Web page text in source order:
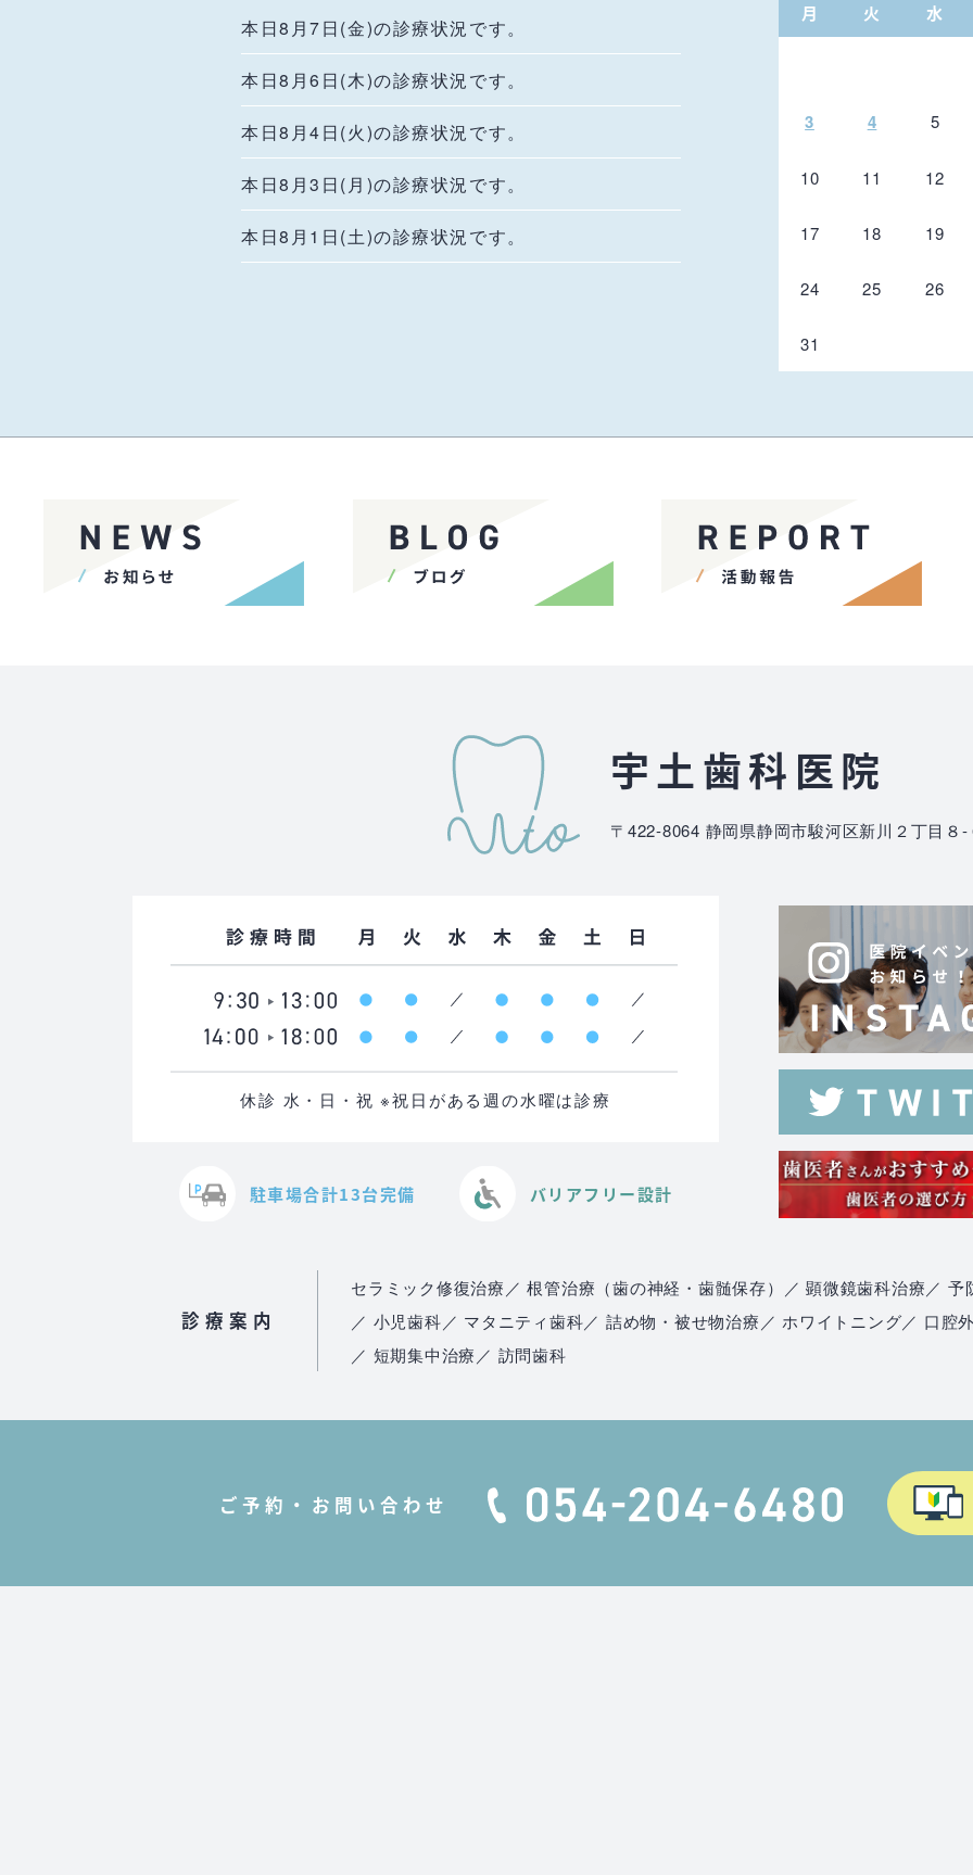
本日8月7日(金)の診療状況です。
本日8月6日(木)の診療状況です。
本日8月4日(火)の診療状況です。
本日8月3日(月)の診療状況です。
本日8月1日(土)の診療状況です。
月 火 水
3 4 5
10 11 12
17 18 19
24 25 26
31
宇土歯科医院
〒422-8064 静岡県静岡市駿河区新川２丁目８-
休診 水・日・祝 ※祝日がある週の水曜は診療
駐車場合計13台完備 バリアフリー設計
診療案内
セラミック修復治療／ 根管治療（歯の神経・歯髄保存） ／ 顕微鏡歯科治療／ 予
／ 小児歯科／ マタニティ歯科／ 詰め物・被せ物治療／ ホワイトニング／ 口腔
／ 短期集中治療／ 訪問歯科
ご予約・お問い合わせ